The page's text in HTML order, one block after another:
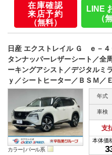
在庫確認
来店予約
（無料）
LINE
（
日産 エクストレイル Ｇ ｅ－
タンナッパーレザーシート／全
ーキングアシスト／デジタル
ｙ／シートヒーター／ＢＳＭ／
カラー | パール系
年式
車検
支
本体価